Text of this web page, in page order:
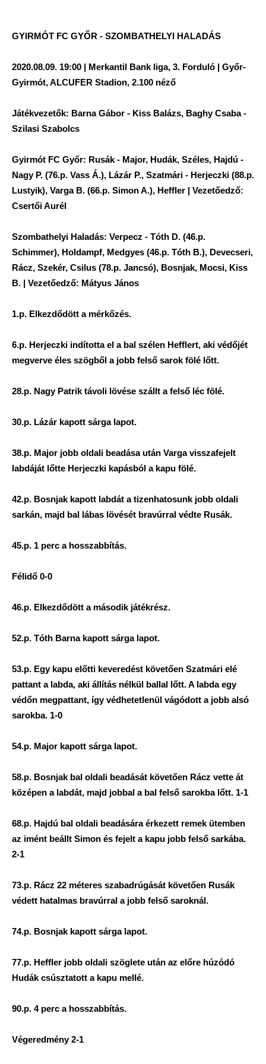
GYIRMÓT FC GYŐR - SZOMBATHELYI HALADÁS
2020.08.09. 19:00 | Merkantil Bank liga, 3. Forduló | Győr-
Gyirmót, ALCUFER Stadion, 2.100 néző
Játékvezetők: Barna Gábor - Kiss Balázs, Baghy Csaba -
Szilasi Szabolcs
Gyirmót FC Győr: Rusák - Major, Hudák, Széles, Hajdú -
Nagy P. (76.p. Vass Á.), Lázár P., Szatmári - Herjeczki (88.p.
Lustyik), Varga B. (66.p. Simon A.), Heffler | Vezetőedző:
Csertői Aurél
Szombathelyi Haladás: Verpecz - Tóth D. (46.p.
Schimmer), Holdampf, Medgyes (46.p. Tóth B.), Devecseri,
Rácz, Szekér, Csilus (78.p. Jancsó), Bosnjak, Mocsi, Kiss
B. | Vezetőedző: Mátyus János
1.p. Elkezdődött a mérkőzés.
6.p. Herjeczki indította el a bal szélen Hefflert, aki védőjét
megverve éles szögből a jobb felső sarok fölé lőtt.
28.p. Nagy Patrik távoli lövése szállt a felső léc fölé.
30.p. Lázár kapott sárga lapot.
38.p. Major jobb oldali beadása után Varga visszafejelt
labdáját lőtte Herjeczki kapásból a kapu fölé.
42.p. Bosnjak kapott labdát a tizenhatosunk jobb oldali
sarkán, majd bal lábas lövését bravúrral védte Rusák.
45.p. 1 perc a hosszabbítás.
Félidő 0-0
46.p. Elkezdődött a második játékrész.
52.p. Tóth Barna kapott sárga lapot.
53.p. Egy kapu előtti keveredést követően Szatmári elé
pattant a labda, aki állítás nélkül ballal lőtt. A labda egy
védőn megpattant, így védhetetlenül vágódott a jobb alsó
sarokba. 1-0
54.p. Major kapott sárga lapot.
58.p. Bosnjak bal oldali beadását követően Rácz vette át
középen a labdát, majd jobbal a bal felső sarokba lőtt. 1-1
68.p. Hajdú bal oldali beadására érkezett remek ütemben
az imént beállt Simon és fejelt a kapu jobb felső sarkába.
2-1
73.p. Rácz 22 méteres szabadrúgását követően Rusák
védett hatalmas bravúrral a jobb felső saroknál.
74.p. Bosnjak kapott sárga lapot.
77.p. Heffler jobb oldali szöglete után az előre húzódó
Hudák csúsztatott a kapu mellé.
90.p. 4 perc a hosszabbítás.
Végeredmény 2-1